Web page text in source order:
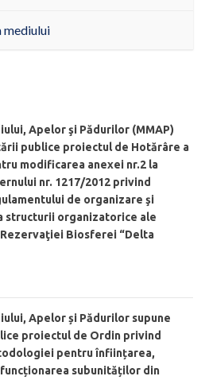
mediului
Apelor şi Pădurilor (MMAP)
publice proiectul de Hotărâre a
modificarea anexei nr.2 la
nr. 1217/2012 privind
de organizare şi
structurii organizatorice ale
Biosferei “Delta
Apelor și Pădurilor supune
proiectul de Ordin privind
pentru înființarea,
subunităților din